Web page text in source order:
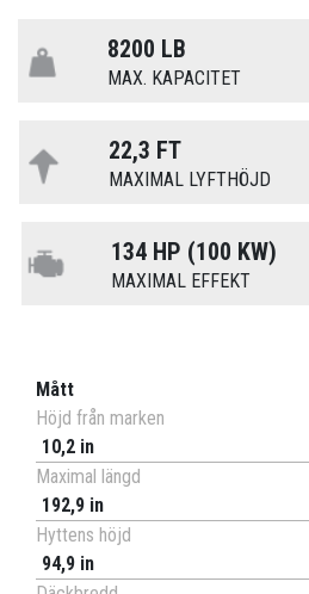
8200 LB
MAX. KAPACITET
22,3 FT
MAXIMAL LYFTHÖJD
134 HP (100 KW)
MAXIMAL EFFEKT
Mått
Höjd från marken
10,2 in
Maximal längd
192,9 in
Hyttens höjd
94,9 in